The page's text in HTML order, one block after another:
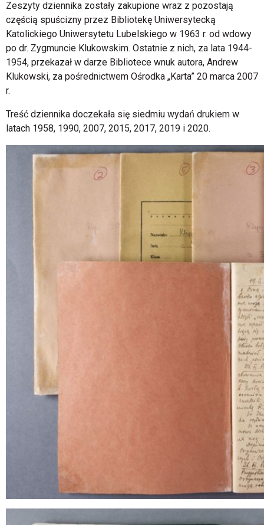
Zeszyty dziennika zostały zakupione wraz z pozostają
częścią spuścizny przez Bibliotekę Uniwersytecką
Katolickiego Uniwersytetu Lubelskiego w 1963 r. od wdowy
po dr. Zygmuncie Klukowskim. Ostatnie z nich, za lata 1944-
1954, przekazał w darze Bibliotece wnuk autora, Andrew
Klukowski, za pośrednictwem Ośrodka „Karta” 20 marca 2007
r.
Treść dziennika doczekała się siedmiu wydań drukiem w
latach 1958, 1990, 2007, 2015, 2017, 2019 i 2020.